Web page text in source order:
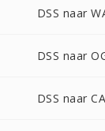
DSS naar
DSS naar
DSS naar